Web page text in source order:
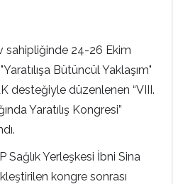
sahipliğinde 24-26 Ekim
Bütüncül Yaklaşım"
desteğiyle düzenlenen “VIII.
Yaratılış Kongresi”
Sağlık Yerleşkesi İbni Sina
kongre sonrası